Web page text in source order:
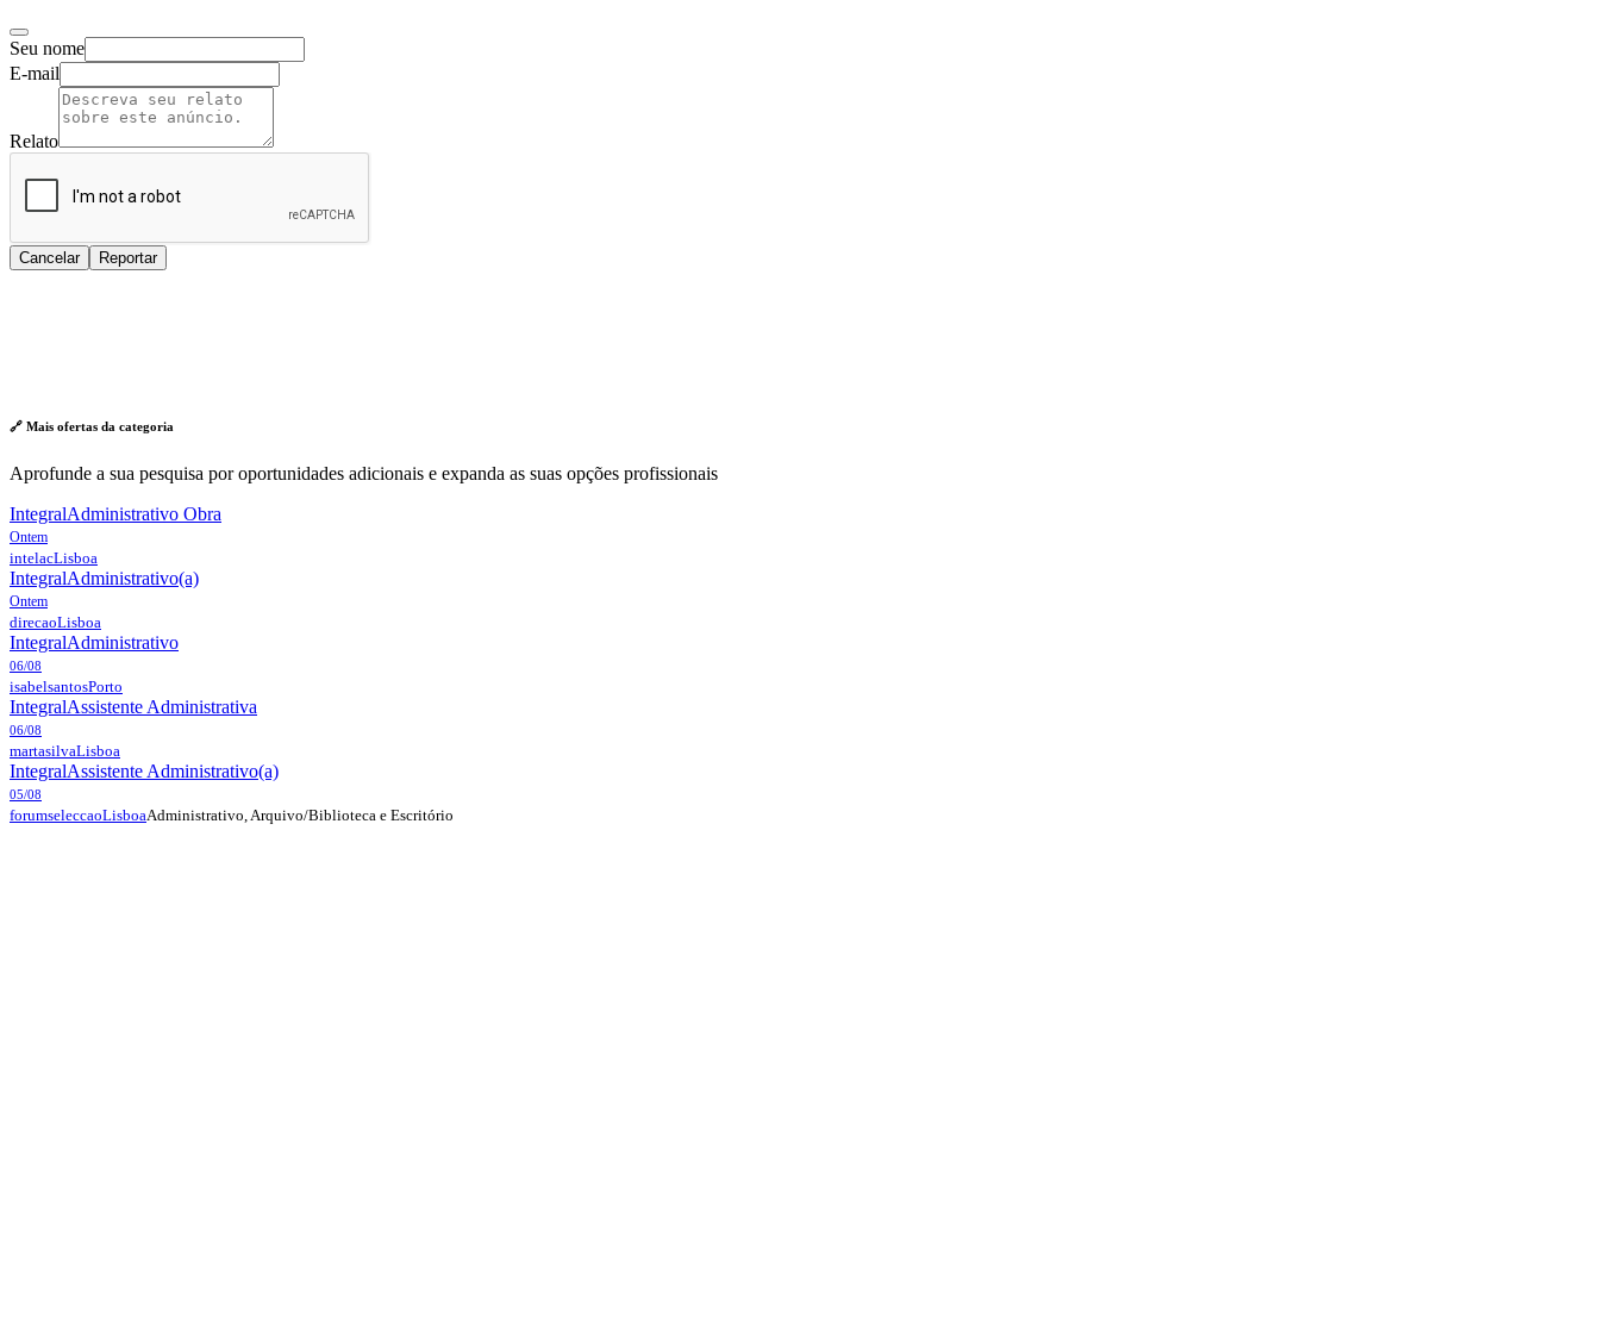
Seu nome
E-mail
Relato
Cancelar Reportar
🔗 Mais ofertas da categoria
Aprofunde a sua pesquisa por oportunidades adicionais e expanda as suas opções profissionais
IntegralAdministrativo Obra
Ontem
intelacLisboa
IntegralAdministrativo(a)
Ontem
direcaoLisboa
IntegralAdministrativo
06/08
isabelsantosPorto
IntegralAssistente Administrativa
06/08
martasilvaLisboa
IntegralAssistente Administrativo(a)
05/08
forumseleccaoLisboaAdministrativo, Arquivo/Biblioteca e Escritório